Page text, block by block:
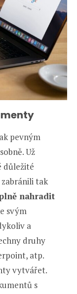
pevným
Už
důležité
tak
nahradit
svým
a
druhy
atp.
vytvářet.
s